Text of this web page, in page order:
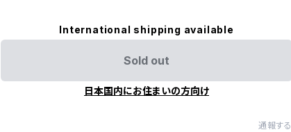
International shipping available
Sold out
日本国内にお住まいの方向け
通報する